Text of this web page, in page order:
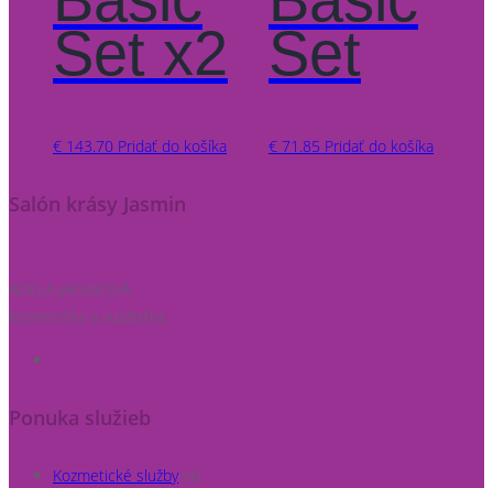
Set x2
€ 143.70 Pridať do košíka
Set
€71.85 Pridať do košíka
Salón krásy Jasmin
ADELA JAKUBOVÁ
kozmetička a vizážistka
Ponuka služieb
Kozmetické služby(4)